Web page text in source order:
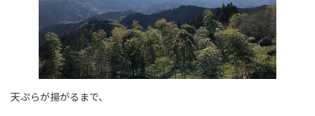
天ぷらが揚がるまで、